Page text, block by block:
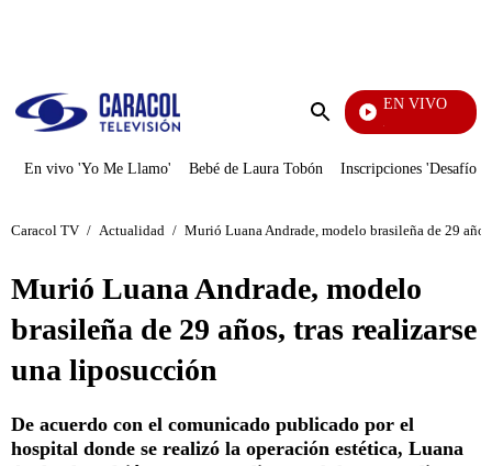
Enviar
EN VIVO
Noticias Caracol
En vivo 'Yo Me Llamo' Bebé de Laura Tobón Inscripciones 'Desafío'
Caracol TV / Actualidad / Murió Luana Andrade, modelo brasileña de 29
Murió Luana Andrade, modelo
brasileña de 29 años, tras realizarse
una liposucción
De acuerdo con el comunicado publicado por el
hospital donde se realizó la operación estética, Luana